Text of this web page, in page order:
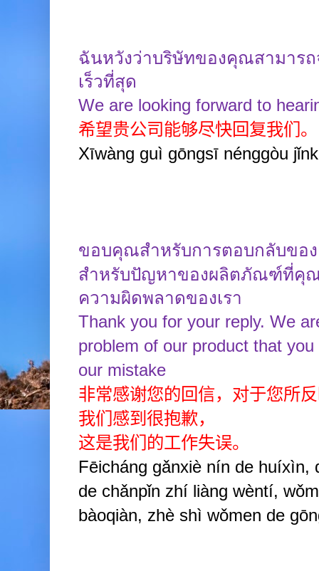
ฉันหวังว่าบริษัทของคุณสามารถ
เร็วที่สุด
We are looking forward to
希望贵公司能够尽快回复我们。
Xīwàng guì gōngsī nénggòu
ขอบคุณสำหรับการตอบกลับขอ
สำหรับปัญหาของผลิตภัณฑ์ที่คุ
ความผิดพลาดของเรา
Thank you for your reply. We
problem of our product that
our mistake
非常感谢您的回信，对于您所
我们感到很抱歉，
这是我们的工作失误。
Fēicháng gǎnxiè nín de huíxìn,
de chǎnpǐn zhí liàng wèntí,
bàoqiàn, zhè shì wǒmen de